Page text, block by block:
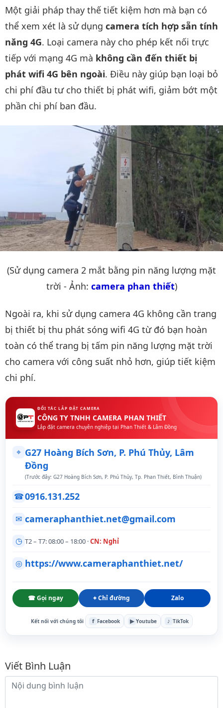
Một giải pháp thay thế tiết kiệm hơn mà bạn có
thể xem xét là sử dụng camera tích hợp sẵn tính
năng 4G. Loại camera này cho phép kết nối trực
tiếp với mạng 4G mà không cần đến thiết bị
phát wifi 4G bên ngoài. Điều này giúp bạn loại bỏ
chi phí đầu tư cho thiết bị phát wifi, giảm bớt một
phần chi phí ban đầu.
(Sử dụng camera 2 mắt bằng pin năng lượng mặt
trời - Ảnh: camera phan thiết)
Ngoài ra, khi sử dụng camera 4G không cần trang
bị thiết bị thu phát sóng wifi 4G từ đó bạn hoàn
toàn có thể trang bị tấm pin năng lượng mặt trời
cho camera với công suất nhỏ hơn, giúp tiết kiệm
chi phí.
ĐỐI TÁC LẮP ĐẶT CAMERA
CÔNG TY TNHH CAMERA PHAN THIẾT
Lắp đặt camera chuyên nghiệp tại Phan Thiết & Lâm Đồng
⌖ G27 Hoàng Bích Sơn, P. Phú Thủy, Lâm
Đồng
(Trước đây: G27 Hoàng Bích Sơn, P. Phú Thủy, Tp. Phan Thiết, Bình Thuận)
☎0916.131.252
✉ cameraphanthiet.net@gmail.com
◷ T2 – T7: 08:00 – 18:00 ·CN: Nghỉ
◎ https://www.cameraphanthiet.net/
☎ Gọi ngay ⌖ Chỉ đường Zalo
Kết nối với chúng tôi f Facebook ▶ Youtube ♪ TikTok
Bình luận
Viết Bình Luận
Nội dung bình luận